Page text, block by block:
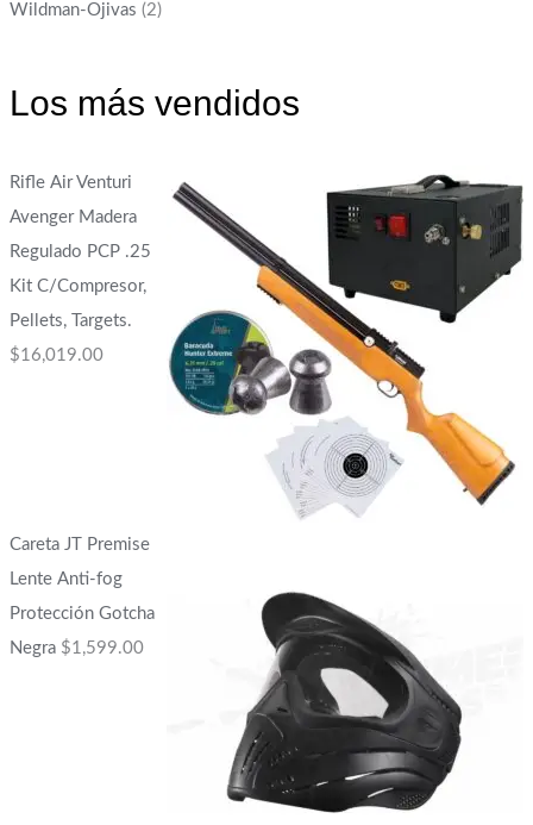
Wildman-Ojivas (2)
Los más vendidos
Rifle Air Venturi
Avenger Madera
Regulado PCP .25
Kit C/Compresor,
Pellets, Targets.
$16,019.00
Careta JT Premise
Lente Anti-fog
Protección Gotcha
Negra $1,599.00